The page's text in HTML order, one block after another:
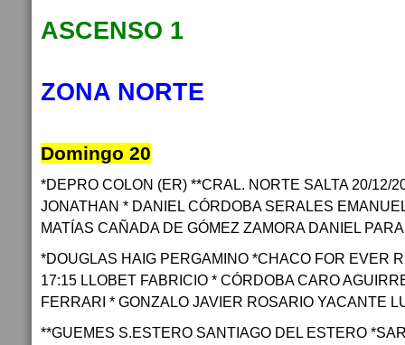
ASCENSO 1
ZONA NORTE
Domingo 20
*DEPRO COLON (ER) **CRAL. NORTE SALTA 20/12/
JONATHAN * DANIEL CÓRDOBA SERALES
MATÍAS CAÑADA DE GÓMEZ ZAMORA DANIEL
*DOUGLAS HAIG PERGAMINO *CHACO FOR EVER
17:15 LLOBET FABRICIO * CÓRDOBA CARO
FERRARI * GONZALO JAVIER ROSARIO YACANTE
**GUEMES S.ESTERO SANTIAGO DEL ESTERO